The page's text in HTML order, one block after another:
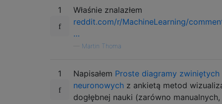
1
Właśnie znalazłem
reddit.com/r/MachineLearning/
…
Martin Thoma
1 Napisałem Proste diagramy zwiniętych
neuronowych z ankietą metod
dogłębnej nauki (zarówno